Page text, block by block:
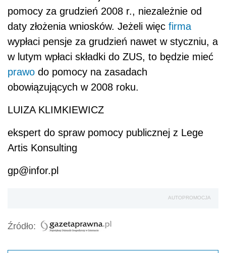
pomocy za grudzień 2008 r., niezależnie od
daty złożenia wniosków. Jeżeli więc firma
wypłaci pensje za grudzień nawet w styczniu, a
w lutym wpłaci składki do ZUS, to będzie mieć
prawo do pomocy na zasadach
obowiązujących w 2008 roku.
LUIZA KLIMKIEWICZ
ekspert do spraw pomocy publicznej z Lege
Artis Konsulting
gp@infor.pl
AUTOPROMOCJA
Źródło: